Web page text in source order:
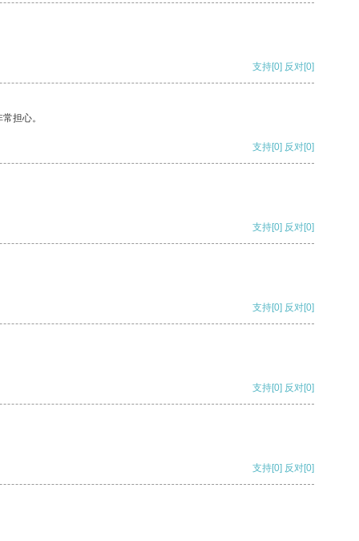
支持[0] 反对[0]
担心。
支持[0] 反对[0]
支持[0] 反对[0]
支持[0] 反对[0]
支持[0] 反对[0]
支持[0] 反对[0]